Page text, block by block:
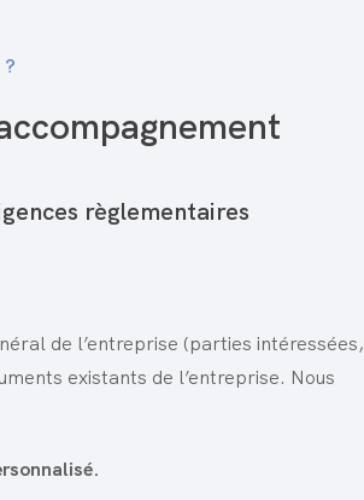
règlementaires
de l’entreprise (parties intéressées,
existants de l’entreprise. Nous